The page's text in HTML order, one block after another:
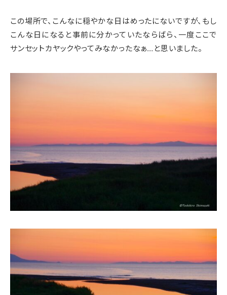
この場所で、こんなに穏やかな日はめったにないですが、もし
こんな日になると事前に分かっていたならばら、一度ここで
サンセットカヤックやってみなかったなぁ…と思いました。